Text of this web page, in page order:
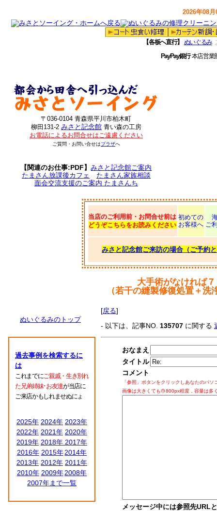
2026年08
【各板へ直行】 ぬいぐるみ
PayPay銀行本店営
〒036-0104 青森県平川市柏木町
柳田131-2 みさと記念館 青い森の工房
お電話によるお問合せはご遠慮ください
ご質問・お問い合せはプラザへ
【関連のお仕事:PDF】みさと記念館ご案内
たまさん放課後カフェ
たまさん家族相談
面会交流支援のご案内 たまさんち
当店のご利用前・お問合せ前は
どうぞこちらをお読みください
初めての
お客様へ ご
みさと記念館ご来訪の場合（ご予約
大手術がなければ
（若干の縫製修復処置＋
ぬいぐるみのトップ
過去事例を検索するに
は
これまでにご親戚・生き別れ
た兄弟姉妹･お友達が当店に
ご来店かもしれませぬにょ
2025年 2024年 2023年
2022年 2021年 2020年
2019年 2018年 2017年
2016年 2015年 2014年
2013年 2012年 2011年
2010年 2009年 2008年
2007年まで一覧
[戻る]
- 以下は、記事NO. 135707 に関する
おなまえ
タイトル
コメント
「参照」ボタンをクリックしあなたのパ
画像は大きくても巾800px程度，容量は多
メッセージ中には参照先URL